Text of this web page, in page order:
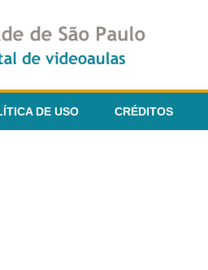
DE USO CRÉDITOS